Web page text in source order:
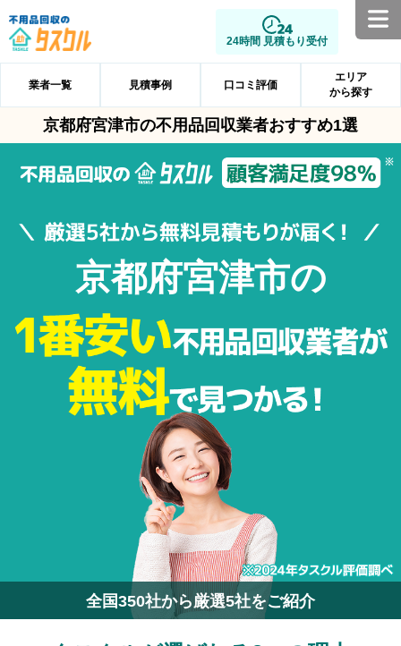
24時間 見積もり受付
業者一覧 見積事例 口コミ評価
エリア
から探す
京都府宮津市の不用品回収業者おすすめ1選
京都府宮津市の
全国350社から厳選5社をご紹介